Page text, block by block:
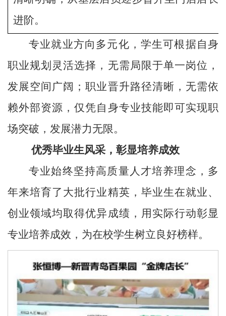
进阶。
专业就业方向多元化，学生可根据自身
职业规划灵活选择，无需局限于单一岗位，
发展空间广阔；职业晋升路径清晰，无需依
赖外部资源，仅凭自身专业技能即可实现职
场突破，发展潜力无限。
优秀毕业生风采，彰显培养成效
专业始终坚持高质量人才培养理念，多
年来培育了大批行业精英，毕业生在就业、
创业领域均取得优异成绩，用实际行动彰显
专业培养成效，为在校学生树立良好榜样。